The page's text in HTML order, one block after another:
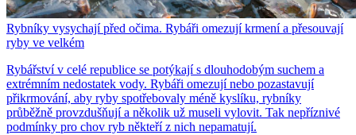
Rybníky vysychají před očima. Rybáři omezují krmení a přesouvají
ryby ve velkém
Rybářství v celé republice se potýkají s dlouhodobým suchem a
extrémním nedostatek vody. Rybáři omezují nebo pozastavují
přikrmování, aby ryby spotřebovaly méně kyslíku, rybníky
průběžně provzdušňují a několik už museli vylovit. Tak nepříznivé
podmínky pro chov ryb někteří z nich nepamatují.